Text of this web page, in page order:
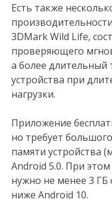
Есть также
3DMark Wild Life,
проверяющего
а более длительный
устройства при
нагрузки.
Приложение
но требует
памяти устройства
Android 5.0. При
нужно не менее 3
ниже Android 10.